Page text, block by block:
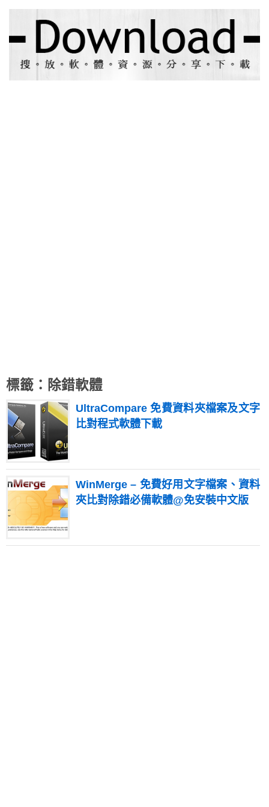
標籤：除錯軟體
UltraCompare 免費資料夾檔案及文字
比對程式軟體下載
WinMerge – 免費好用文字檔案、資料
夾比對除錯必備軟體@免安裝中文版